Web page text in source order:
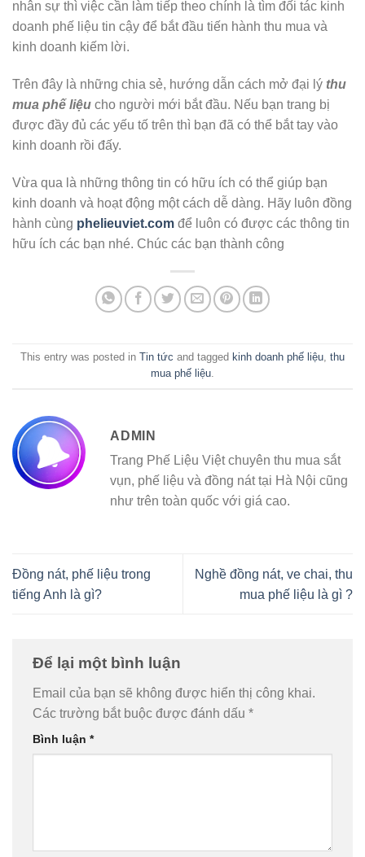
nhân sự thì việc cần làm tiếp theo chính là tìm đối tác kinh
doanh phế liệu tin cậy để bắt đầu tiến hành thu mua và
kinh doanh kiếm lời.
Trên đây là những chia sẻ, hướng dẫn cách mở đại lý thu
mua phế liệu cho người mới bắt đầu. Nếu bạn trang bị
được đầy đủ các yếu tố trên thì bạn đã có thể bắt tay vào
kinh doanh rồi đấy.
Vừa qua là những thông tin có hữu ích có thể giúp bạn
kinh doanh và hoạt động một cách dễ dàng. Hãy luôn đồng
hành cùng phelieuviet.com để luôn có được các thông tin
hữu ích các bạn nhé. Chúc các bạn thành công
This entry was posted in Tin tức and tagged kinh doanh phế liệu thu
mua phế liệu
ADMIN
Trang Phế Liệu Việt chuyên thu mua sắt
vụn, phế liệu và đồng nát tại Hà Nội cũng
như trên toàn quốc với giá cao.
Đồng nát, phế liệu trong
tiếng Anh là gì?
Nghề đồng nát, ve chai, thu
mua phế liệu là gì ?
Để lại một bình luận
Email của bạn sẽ không được hiển thị công khai.
Các trường bắt buộc được đánh dấu *
Bình luận *